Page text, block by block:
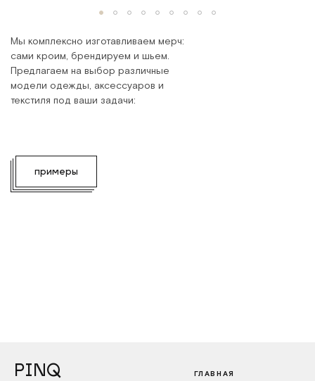
Мы комплексно изготавливаем мерч:
сами кроим, брендируем и шьем.
Предлагаем на выбор различные
модели одежды, аксессуаров и
текстиля под ваши задачи:
примеры
PINQ ГЛАВНАЯ